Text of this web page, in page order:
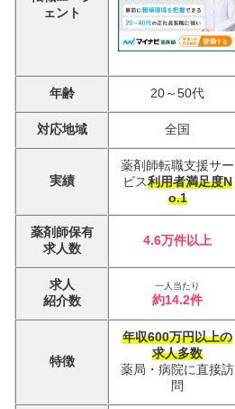
ェント
年齢 20～50代
対応地域 全国
実績
薬剤師転職支援サー
ビス利用者満足度N
o.1
薬剤師保有
求人数
4.6万件以上
求人
紹介数
一人当たり
約14.2件
特徴
年収600万円以上の
求人多数
薬局・病院に直接訪
問